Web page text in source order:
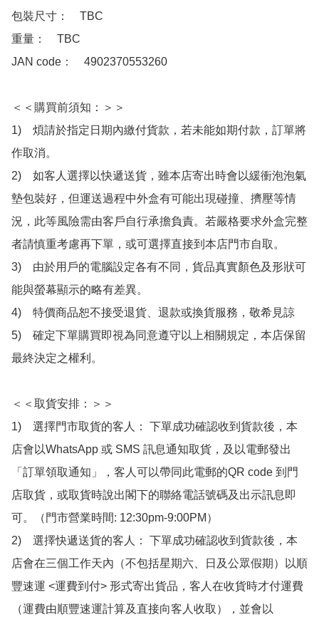
包裝尺寸：　TBC
重量：　TBC
JAN code：　4902370553260
＜＜購買前須知：＞＞
1)　煩請於指定日期內繳付貨款，若未能如期付款，訂單將
作取消。
2)　如客人選擇以快遞送貨，雖本店寄出時會以緩衝泡泡氣
墊包裝好，但運送過程中外盒有可能出現碰撞、擠壓等情
況，此等風險需由客戶自行承擔負責。若嚴格要求外盒完整
者請慎重考慮再下單，或可選擇直接到本店門市自取。
3)　由於用戶的電腦設定各有不同，貨品真實顏色及形狀可
能與螢幕顯示的略有差異。
4)　特價商品恕不接受退貨、退款或換貨服務，敬希見諒
5)　確定下單購買即視為同意遵守以上相關規定，本店保留
最終決定之權利。
＜＜取貨安排：＞＞
1)　選擇門市取貨的客人： 下單成功確認收到貨款後，本
店會以WhatsApp 或 SMS 訊息通知取貨，及以電郵發出
「訂單領取通知」，客人可以帶同此電郵的QR code 到門
店取貨，或取貨時說出閣下的聯絡電話號碼及出示訊息即
可。（門市營業時間: 12:30pm-9:00PM）
2)　選擇快遞送貨的客人： 下單成功確認收到貨款後，本
店會在三個工作天內（不包括星期六、日及公眾假期）以順
豐速運 <運費到付> 形式寄出貨品，客人在收貨時才付運費
（運費由順豐速運計算及直接向客人收取），並會以